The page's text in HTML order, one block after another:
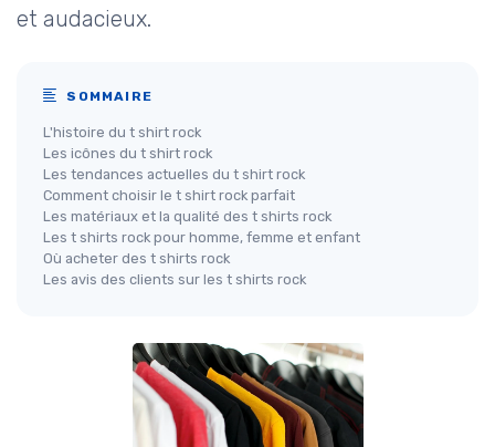
et audacieux.
SOMMAIRE
L'histoire du t shirt rock
Les icônes du t shirt rock
Les tendances actuelles du t shirt rock
Comment choisir le t shirt rock parfait
Les matériaux et la qualité des t shirts rock
Les t shirts rock pour homme, femme et enfant
Où acheter des t shirts rock
Les avis des clients sur les t shirts rock